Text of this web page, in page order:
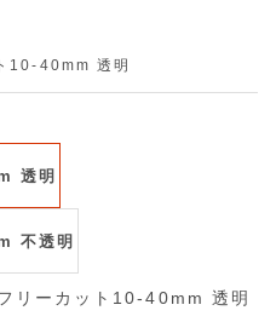
10-40mm 透明
透明
不透明
リーカット10-40mm 透明